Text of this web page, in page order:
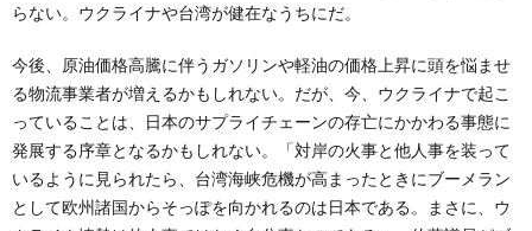
らない。ウクライナや台湾が健在なうちにだ。
今後、原油価格高騰に伴うガソリンや軽油の価格上昇に頭を悩ませ
る物流事業者が増えるかもしれない。だが、今、ウクライナで起こ
っていることは、日本のサプライチェーンの存亡にかかわる事態に
発展する序章となるかもしれない。「対岸の火事と他人事を装って
いるように見られたら、台湾海峡危機が高まったときにブーメラン
として欧州諸国からそっぽを向かれるのは日本である。まさに、ウ